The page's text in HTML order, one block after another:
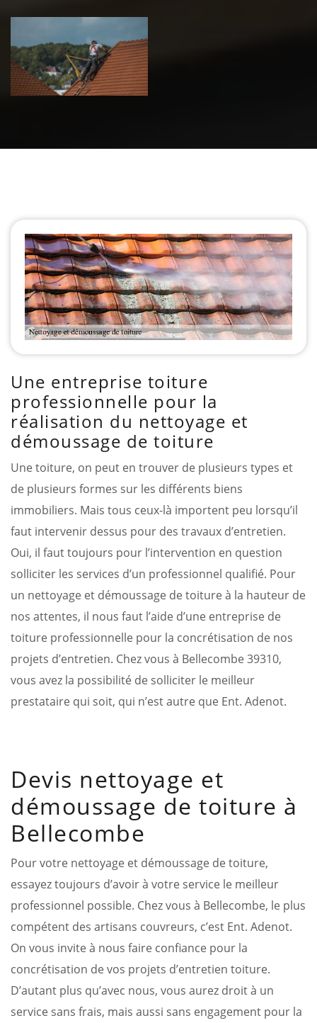
Urgence fuite
de toiture 39
Jura
Une entreprise toiture
professionnelle pour la
réalisation du nettoyage et
démoussage de toiture
Une toiture, on peut en trouver de plusieurs types et
de plusieurs formes sur les différents biens
immobiliers. Mais tous ceux-là importent peu lorsqu’il
faut intervenir dessus pour des travaux d’entretien.
Oui, il faut toujours pour l’intervention en question
solliciter les services d’un professionnel qualifié. Pour
un nettoyage et démoussage de toiture à la hauteur de
nos attentes, il nous faut l’aide d’une entreprise de
toiture professionnelle pour la concrétisation de nos
projets d’entretien. Chez vous à Bellecombe 39310,
vous avez la possibilité de solliciter le meilleur
prestataire qui soit, qui n’est autre que Ent. Adenot.
Devis nettoyage et
démoussage de toiture à
Bellecombe
Pour votre nettoyage et démoussage de toiture,
essayez toujours d’avoir à votre service le meilleur
professionnel possible. Chez vous à Bellecombe, le plus
compétent des artisans couvreurs, c’est Ent. Adenot.
On vous invite à nous faire confiance pour la
concrétisation de vos projets d’entretien toiture.
D’autant plus qu’avec nous, vous aurez droit à un
service sans frais, mais aussi sans engagement pour la